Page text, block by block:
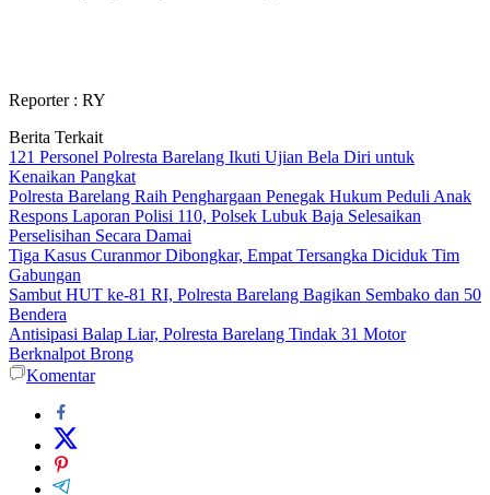
Reporter : RY
Berita Terkait
121 Personel Polresta Barelang Ikuti Ujian Bela Diri untuk
Kenaikan Pangkat
Polresta Barelang Raih Penghargaan Penegak Hukum Peduli Anak
Respons Laporan Polisi 110, Polsek Lubuk Baja Selesaikan
Perselisihan Secara Damai
Tiga Kasus Curanmor Dibongkar, Empat Tersangka Diciduk Tim
Gabungan
Sambut HUT ke-81 RI, Polresta Barelang Bagikan Sembako dan 50
Bendera
Antisipasi Balap Liar, Polresta Barelang Tindak 31 Motor
Berknalpot Brong
Komentar